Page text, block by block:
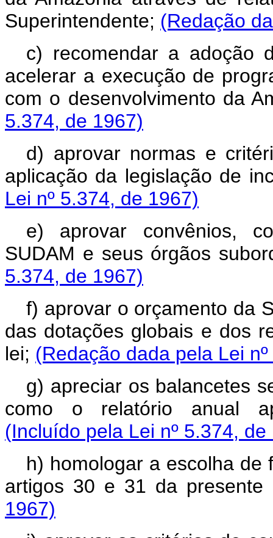
Superintendente; (Redação
c) recomendar a adoção
acelerar a execução de
com o desenvolvimento da
5.374, de 1967)
d) aprovar normas e
aplicação da legislação de
Lei nº 5.374, de 1967)
e) aprovar convênios,
SUDAM e seus órgãos
5.374, de 1967)
f) aprovar o orçamento da
das dotações globais e dos
lei; (Redação dada pela Lei
g) apreciar os balancetes
como o relatório anual
(Incluído pela Lei nº 5.374, de
h) homologar a escolha de
artigos 30 e 31 da
1967)